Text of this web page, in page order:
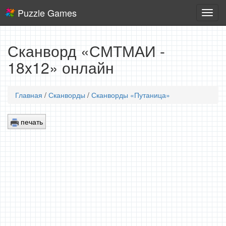
игры
Puzzle Games
Сканворд «СМТМАИ -
18x12» онлайн
Главная / Сканворды / Сканворды «Путаница»
печать